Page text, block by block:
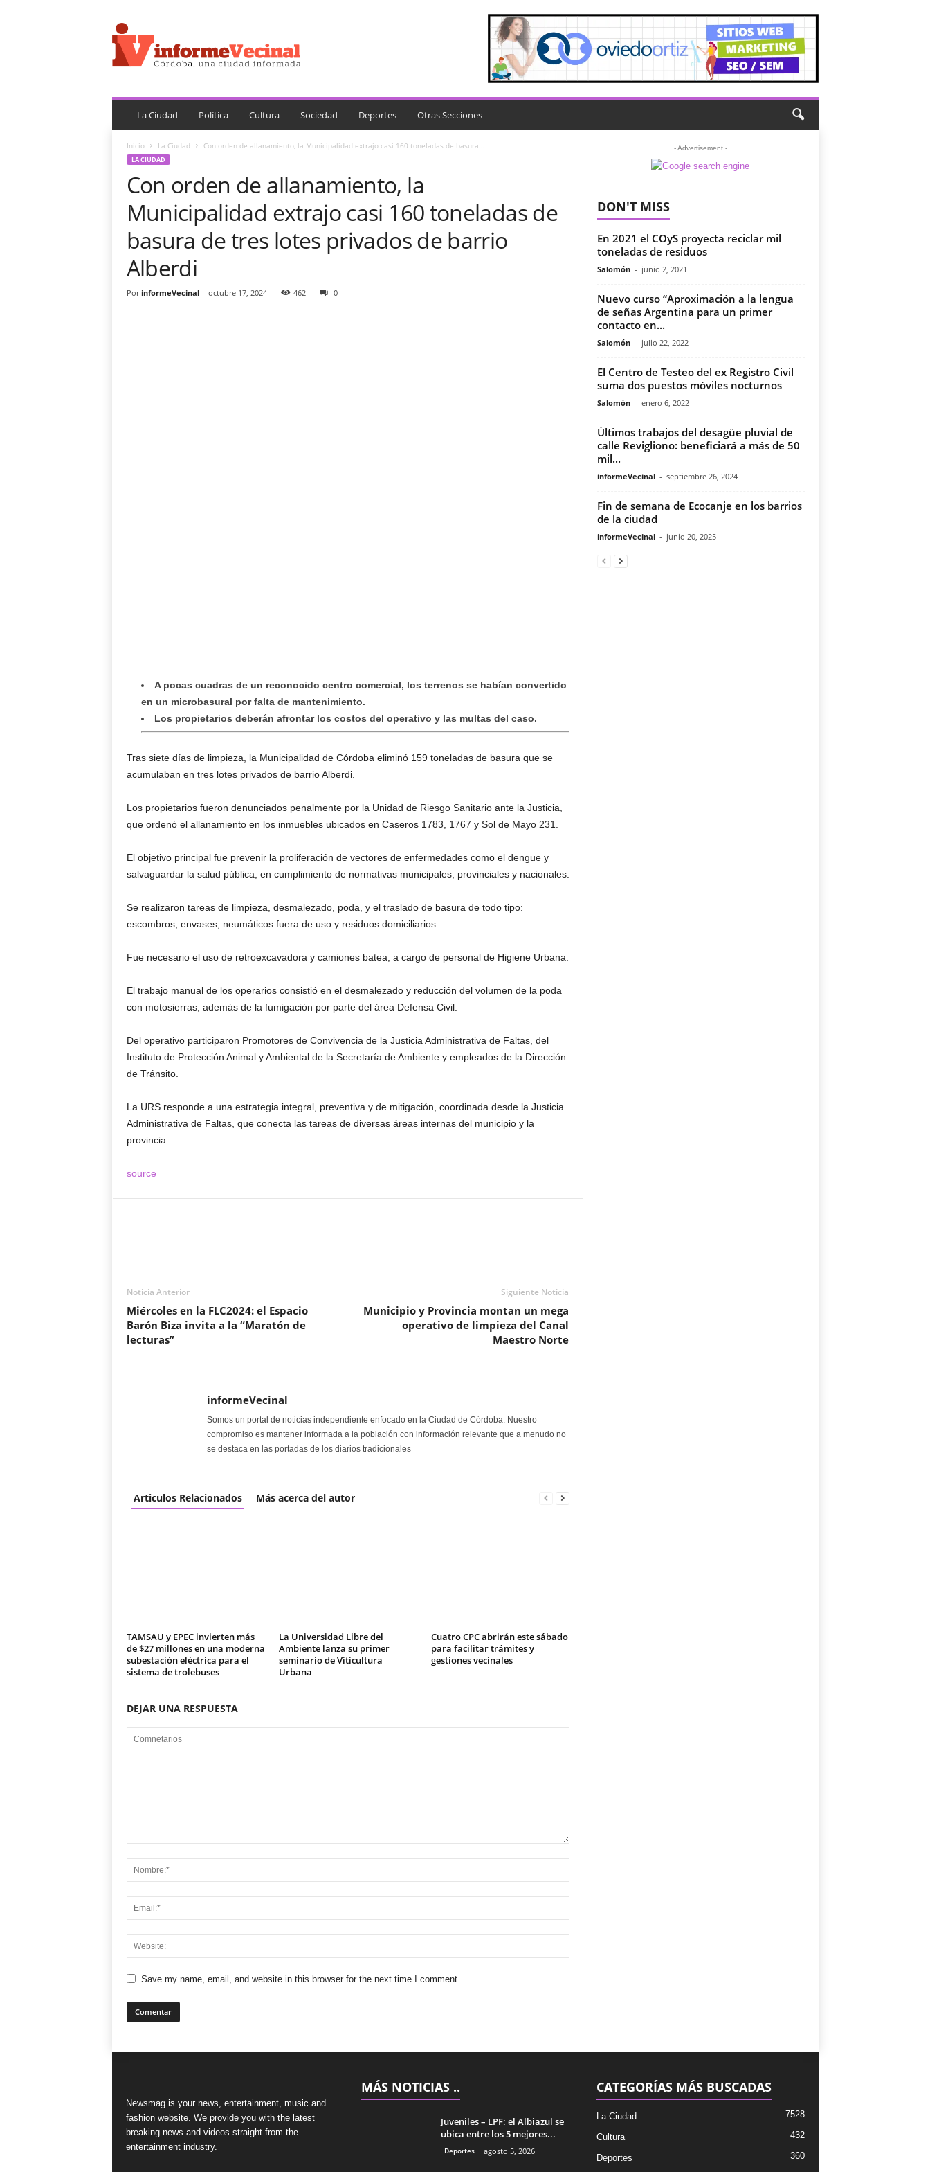
n
f
o
e
e
La Ciudad Política Cultura Sociedad Deportes Otras Secciones
Inicio La Ciudad Con orden de allanamiento, la Municipalidad extrajo casi 160 toneladas de basura...
LA CIUDAD
Con orden de allanamiento, la
Municipalidad extrajo casi 160 toneladas de
basura de tres lotes privados de barrio
Alberdi
Por informeVecinal- octubre 17, 2024 462 0
A pocas cuadras de un reconocido centro comercial, los terrenos se habían convertido
en un microbasural por falta de mantenimiento.
Los propietarios deberán afrontar los costos del operativo y las multas del caso.
Tras siete días de limpieza, la Municipalidad de Córdoba eliminó 159 toneladas de basura que se
acumulaban en tres lotes privados de barrio Alberdi.
Los propietarios fueron denunciados penalmente por la Unidad de Riesgo Sanitario ante la Justicia,
que ordenó el allanamiento en los inmuebles ubicados en Caseros 1783, 1767 y Sol de Mayo 231.
El objetivo principal fue prevenir la proliferación de vectores de enfermedades como el dengue y
salvaguardar la salud pública, en cumplimiento de normativas municipales, provinciales y nacionales.
Se realizaron tareas de limpieza, desmalezado, poda, y el traslado de basura de todo tipo:
escombros, envases, neumáticos fuera de uso y residuos domiciliarios.
Fue necesario el uso de retroexcavadora y camiones batea, a cargo de personal de Higiene Urbana.
El trabajo manual de los operarios consistió en el desmalezado y reducción del volumen de la poda
con motosierras, además de la fumigación por parte del área Defensa Civil.
Del operativo participaron Promotores de Convivencia de la Justicia Administrativa de Faltas, del
Instituto de Protección Animal y Ambiental de la Secretaría de Ambiente y empleados de la Dirección
de Tránsito.
La URS responde a una estrategia integral, preventiva y de mitigación, coordinada desde la Justicia
Administrativa de Faltas, que conecta las tareas de diversas áreas internas del municipio y la
provincia.
source
Noticia Anterior
Miércoles en la FLC2024: el Espacio
Barón Biza invita a la “Maratón de
lecturas”
Siguiente Noticia
Municipio y Provincia montan un mega
operativo de limpieza del Canal
Maestro Norte
informeVecinal
Somos un portal de noticias independiente enfocado en la Ciudad de Córdoba. Nuestro
compromiso es mantener informada a la población con información relevante que a menudo no
se destaca en las portadas de los diarios tradicionales
Articulos Relacionados Más acerca del autor
TAMSAU y EPEC invierten más
de $27 millones en una moderna
subestación eléctrica para el
sistema de trolebuses
La Universidad Libre del
Ambiente lanza su primer
seminario de Viticultura
Urbana
Cuatro CPC abrirán este sábado
para facilitar trámites y
gestiones vecinales
DEJAR UNA RESPUESTA
Save my name, email, and website in this browser for the next time I comment.
- Advertisement -
DON'T MISS
En 2021 el COyS proyecta reciclar mil
toneladas de residuos
Salomón - junio 2, 2021
Nuevo curso “Aproximación a la lengua
de señas Argentina para un primer
contacto en...
Salomón - julio 22, 2022
El Centro de Testeo del ex Registro Civil
suma dos puestos móviles nocturnos
Salomón - enero 6, 2022
Últimos trabajos del desagüe pluvial de
calle Revigliono: beneficiará a más de 50
mil...
informeVecinal - septiembre 26, 2024
Fin de semana de Ecocanje en los barrios
de la ciudad
informeVecinal - junio 20, 2025
Newsmag is your news, entertainment, music and
fashion website. We provide you with the latest
breaking news and videos straight from the
entertainment industry.
MÁS NOTICIAS ..
Juveniles – LPF: el Albiazul se
ubica entre los 5 mejores...
Deportes agosto 5, 2026
CATEGORÍAS MÁS BUSCADAS
La Ciudad 7528
Cultura 432
Deportes
360